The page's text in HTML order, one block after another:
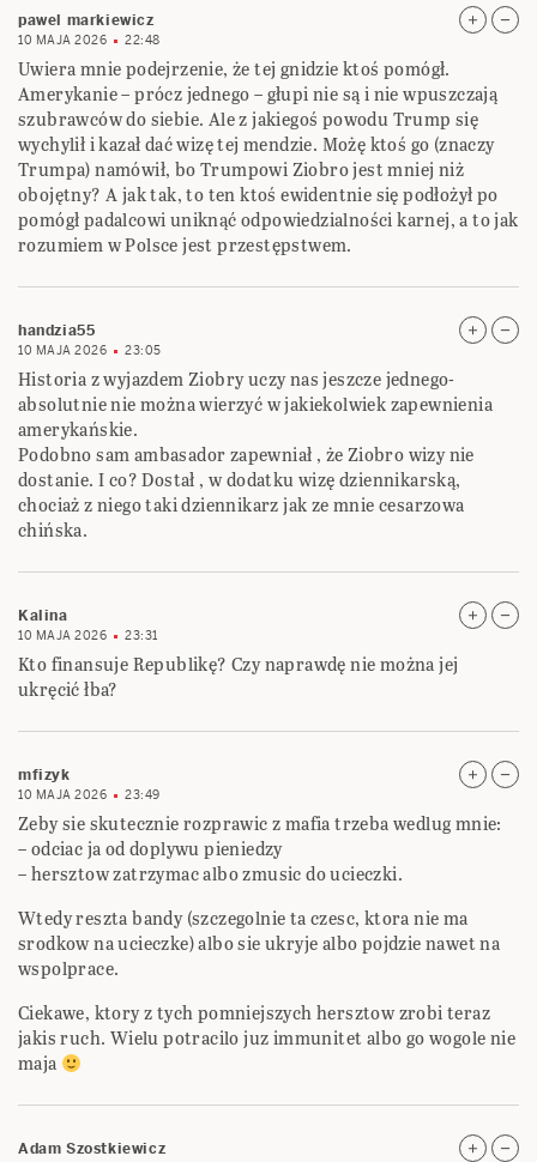
pawel markiewicz
10 MAJA 2026 22:48
Uwiera mnie podejrzenie, że tej gnidzie ktoś pomógł.
Amerykanie – prócz jednego – głupi nie są i nie wpuszczają
szubrawców do siebie. Ale z jakiegoś powodu Trump się
wychylił i kazał dać wizę tej mendzie. Możę ktoś go (znaczy
Trumpa) namówił, bo Trumpowi Ziobro jest mniej niż
obojętny? A jak tak, to ten ktoś ewidentnie się podłożył po
pomógł padalcowi uniknąć odpowiedzialności karnej, a to jak
rozumiem w Polsce jest przestępstwem.
handzia55
10 MAJA 2026 23:05
Historia z wyjazdem Ziobry uczy nas jeszcze jednego-
absolutnie nie można wierzyć w jakiekolwiek zapewnienia
amerykańskie.
Podobno sam ambasador zapewniał , że Ziobro wizy nie
dostanie. I co? Dostał , w dodatku wizę dziennikarską,
chociaż z niego taki dziennikarz jak ze mnie cesarzowa
chińska.
Kalina
10 MAJA 2026 23:31
Kto finansuje Republikę? Czy naprawdę nie można jej
ukręcić łba?
mfizyk
10 MAJA 2026 23:49
Zeby sie skutecznie rozprawic z mafia trzeba wedlug mnie:
– odciac ja od doplywu pieniedzy
– hersztow zatrzymac albo zmusic do ucieczki.
Wtedy reszta bandy (szczegolnie ta czesc, ktora nie ma
srodkow na ucieczke) albo sie ukryje albo pojdzie nawet na
wspolprace.
Ciekawe, ktory z tych pomniejszych hersztow zrobi teraz
jakis ruch. Wielu potracilo juz immunitet albo go wogole nie
maja
Adam Szostkiewicz